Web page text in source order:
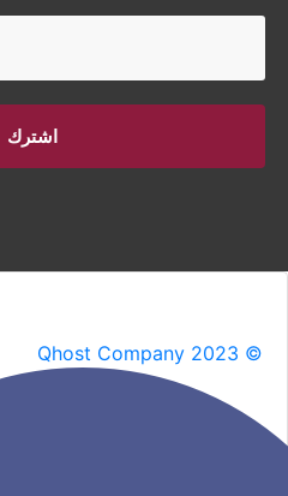
اشترك
Qhost Company 2023 ©